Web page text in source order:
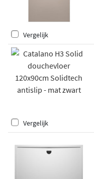
Vergelijk
Vergelijk